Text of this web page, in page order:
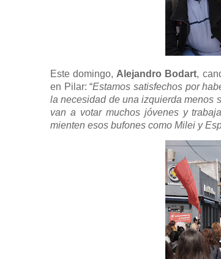
Este domingo, Alejandro Bodart,
en Pilar: “Estamos satisfechos por
la necesidad de una izquierda menos
van a votar muchos jóvenes y
mienten esos bufones como Milei y